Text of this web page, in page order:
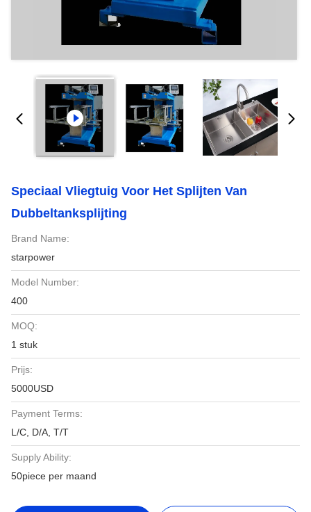
Speciaal Vliegtuig Voor Het Splijten Van
Dubbeltanksplijting
Brand Name:
starpower
Model Number:
400
MOQ:
1 stuk
Prijs:
5000USD
Payment Terms:
L/C, D/A, T/T
Supply Ability:
50piece per maand